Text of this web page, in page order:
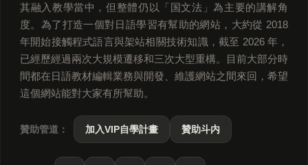
其融入教學當中，但整體仍以「国文法」為主要的講解角
度。為了打造一個對日語學習有幫助的網站，大約從 2018
年開始接觸程式語言與架站相關技術知識，截至 2026 年，
已經歷經過兩次大規模遷移和三次大型重構。目前大部分時
間都在日語教材編輯業務與開發、維護網站之間來回，希望
這個網站能對大家有所幫助。
贊助管道： 加入VIP自學計畫 贊助斗内